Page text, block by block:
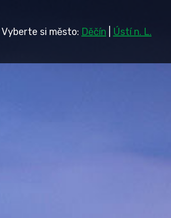
Vyberte si město: Děčín Ústí n. L.